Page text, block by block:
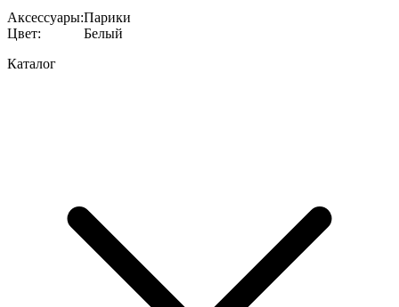
Аксессуары:Парики
Цвет:
Белый
Каталог